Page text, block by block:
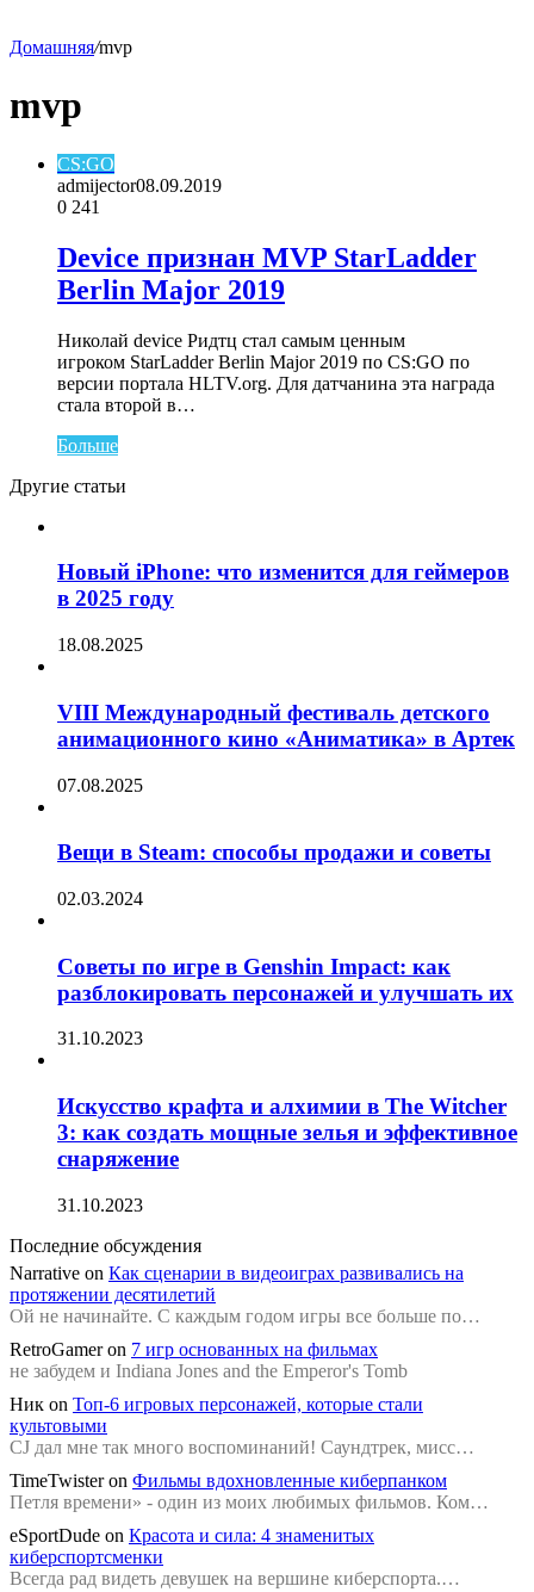
Домашняя/mvp
mvp
CS:GO
admijector08.09.2019
0 241
Device признан MVP StarLadder
Berlin Major 2019
Николай device Ридтц стал самым ценным
игроком StarLadder Berlin Major 2019 по CS:GO по
версии портала HLTV.org. Для датчанина эта награда
стала второй в…
Больше
Другие статьи
Новый iPhone: что изменится для геймеров
в 2025 году
18.08.2025
VIII Международный фестиваль детского
анимационного кино «Аниматика» в Артек
07.08.2025
Вещи в Steam: способы продажи и советы
02.03.2024
Советы по игре в Genshin Impact: как
разблокировать персонажей и улучшать их
31.10.2023
Искусство крафта и алхимии в The Witcher
3: как создать мощные зелья и эффективное
снаряжение
31.10.2023
Последние обсуждения
Narrative on Как сценарии в видеоиграх развивались на
протяжении десятилетий
Ой не начинайте. С каждым годом игры все больше по…
RetroGamer on 7 игр основанных на фильмах
не забудем и Indiana Jones and the Emperor's Tomb
Ник on Топ-6 игровых персонажей, которые стали
культовыми
CJ дал мне так много воспоминаний! Саундтрек, мисс…
TimeTwister on Фильмы вдохновленные киберпанком
Петля времени» - один из моих любимых фильмов. Ком…
eSportDude on Красота и сила: 4 знаменитых
киберспортсменки
Всегда рад видеть девушек на вершине киберспорта.…